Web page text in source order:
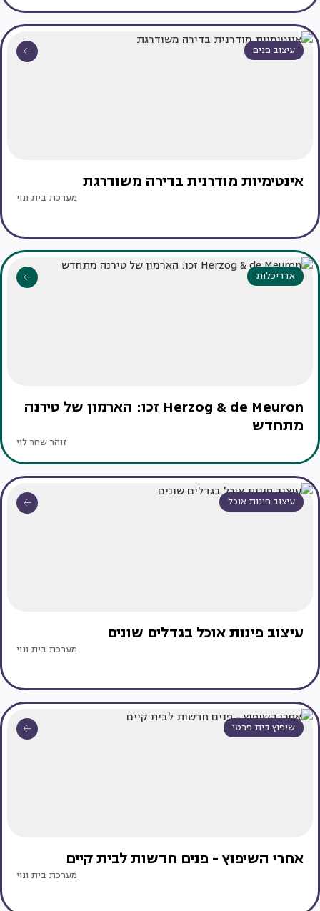
עיצוב פנים
אינטימיות מודרנית בדירה משודרגת
מערכת בית ונוי
אדריכלות
Herzog & de Meuron זכו: הארמון של טירנה
מתחדש
זוהר שחר לוי
עיצוב פינות אוכל
עיצוב פינות אוכל בגדלים שונים
מערכת בית ונוי
שיפוץ בית פרטי
אחרי השיפוץ - פנים חדשות לבית קיים
מערכת בית ונוי